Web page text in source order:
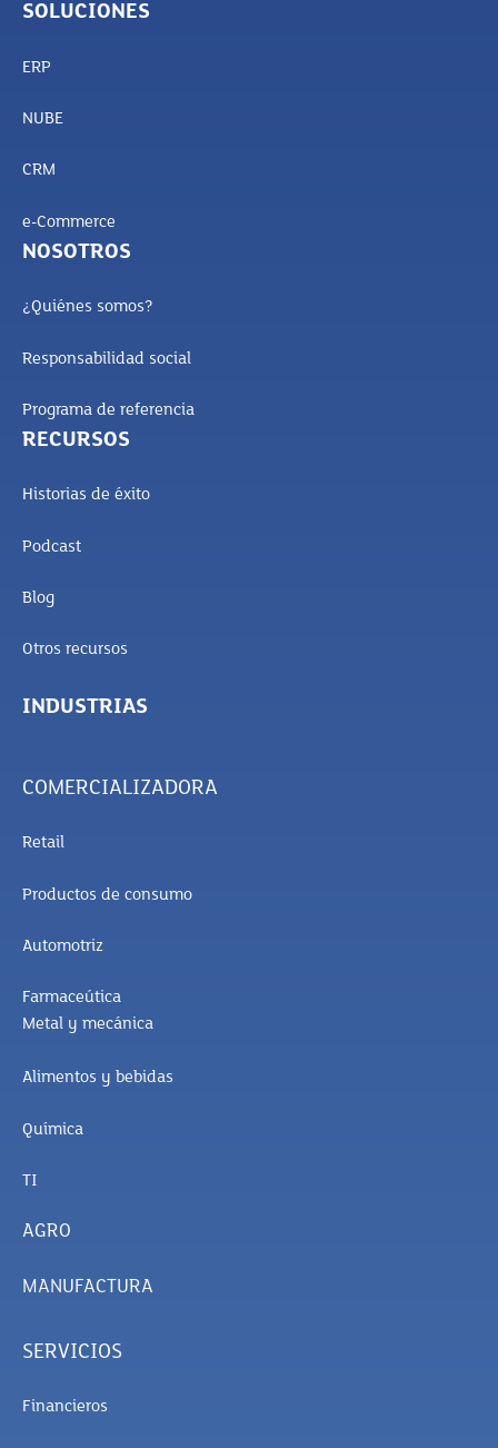
SOLUCIONES
ERP
NUBE
CRM
e-Commerce
NOSOTROS
¿Quiénes somos?
Responsabilidad social
Programa de referencia
RECURSOS
Historias de éxito
Podcast
Blog
Otros recursos
INDUSTRIAS
COMERCIALIZADORA
Retail
Productos de consumo
Automotriz
Farmaceútica
Metal y mecánica
Alimentos y bebidas
Química
TI
AGRO
MANUFACTURA
SERVICIOS
Financieros